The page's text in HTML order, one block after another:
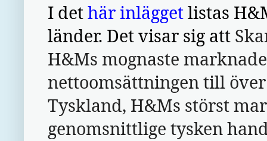
I dethär inläggetlistas
länder. Det visar sig att
H&Ms mognaste
nettoomsättningen till
Tyskland, H&Ms störst
genomsnittlige tysken